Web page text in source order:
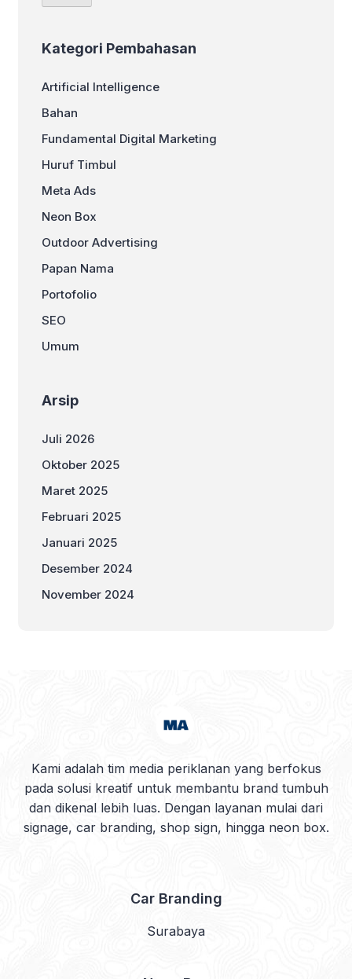
Kategori Pembahasan
Artificial Intelligence
Bahan
Fundamental Digital Marketing
Huruf Timbul
Meta Ads
Neon Box
Outdoor Advertising
Papan Nama
Portofolio
SEO
Umum
Arsip
Juli 2026
Oktober 2025
Maret 2025
Februari 2025
Januari 2025
Desember 2024
November 2024
Kami adalah tim media periklanan yang berfokus
pada solusi kreatif untuk membantu brand tumbuh
dan dikenal lebih luas. Dengan layanan mulai dari
signage, car branding, shop sign, hingga neon box.
Car Branding
Surabaya